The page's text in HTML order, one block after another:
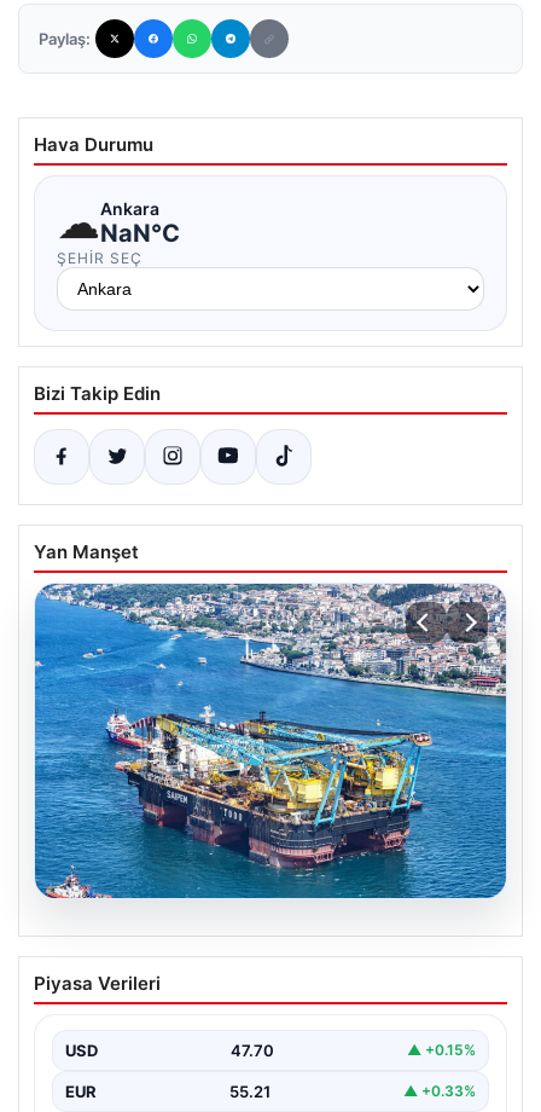
Paylaş:
Hava Durumu
☁Ankara
NaN°C
ŞEHIR SEÇ
Bizi Takip Edin
Yan Manşet
İstanbul Boğazı’ndan bir dev geçti.
Köprülerin altından geçebilmek için
Piyasa Verileri
USD 47.70 ▲ +0.15%
EUR 55.21 ▲ +0.33%